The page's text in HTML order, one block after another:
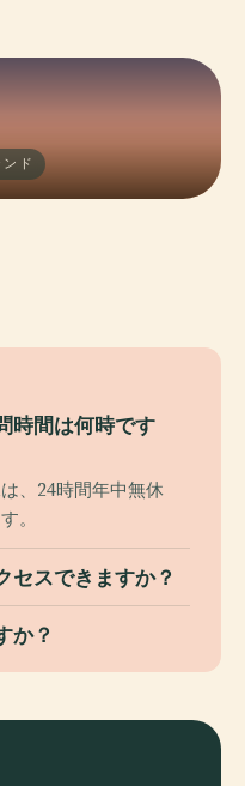
ド
時間は何時です
、24時間年中無休
。
セスできますか？
か？